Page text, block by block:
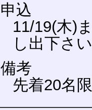
申込
11/19(木)
し出下さい
備考
先着20名